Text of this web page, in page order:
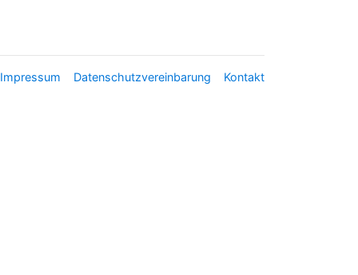
Impressum Datenschutzvereinbarung Kontakt